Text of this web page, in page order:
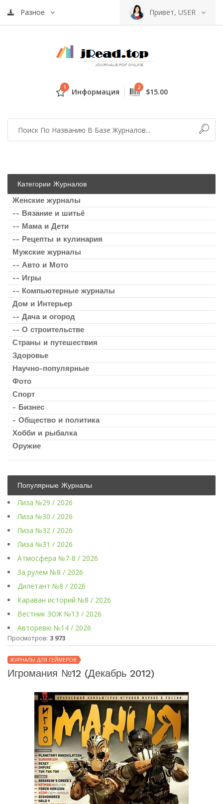
Разное Привет, USER
1 Информация 2 $15.00
Категории Журналов
Женские журналы
-- Вязание и шитьё
-- Мама и Дети
-- Рецепты и кулинария
Мужские журналы
-- Авто и Мото
-- Игры
-- Компьютерные журналы
Дом и Интерьер
-- Дача и огород
-- О строительстве
Страны и путешествия
Здоровье
Научно-популярные
Фото
Спорт
- Бизнес
- Общество и политика
Хобби и рыбалка
Оружие
Популярные Журналы
Лиза №29 / 2026
Лиза №30 / 2026
Лиза №32 / 2026
Лиза №31 / 2026
Атмосфера №7-8 / 2026
За рулем №8 / 2026
Дилетант №8 / 2026
Караван историй №8 / 2026
Вестник ЗОЖ №13 / 2026
Авторевю №14 / 2026
Просмотров: 3 973
ЖУРНАЛЫ ДЛЯ ГЕЙМЕРОВ
Игромания №12 (декабрь 2012)